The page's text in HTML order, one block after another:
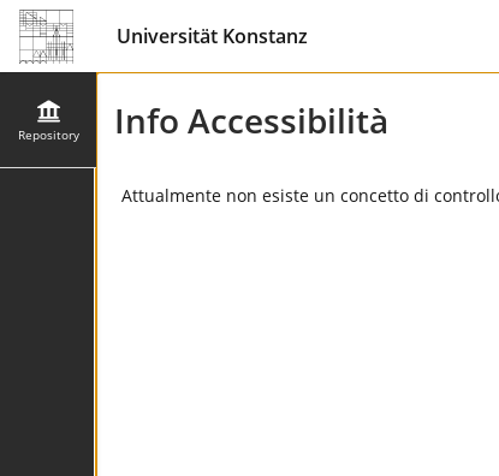
Universität Konstanz
Repository Info Accessibilità
Attualmente non esiste un concetto di